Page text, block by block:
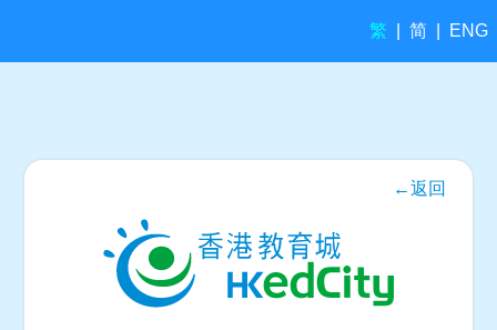
繁 简 ENG
←返回